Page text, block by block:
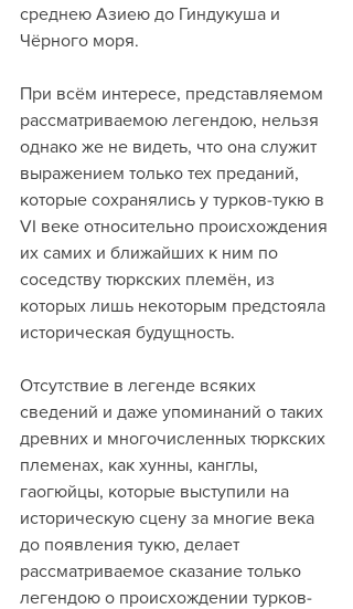
среднею Aзиeю до Гиндукуша и
Чёрного моря.
При всём интересе, представляемом
рассматриваемою легендою, нельзя
однако же не видеть, что она служит
выражением только тех преданий,
которые сохранялись у турков-тукю в
VI веке относительно происхождения
их самих и ближайших к ним по
соседству тюркских племён, из
которых лишь некоторым предстояла
историческая будущность.
Отсутствие в легенде всяких
сведений и даже упоминаний о таких
древних и многочисленных тюркских
племенах, как хунны, канглы,
гаогюйцы, которые выступили на
историческую сцену за многие века
до появления тукю, делает
рассматриваемое сказание только
легендою о происхождении турков-